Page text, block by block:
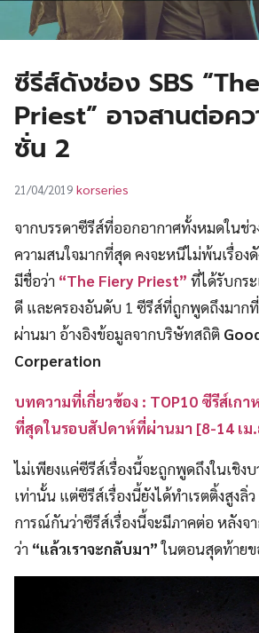
ซีรีส์ดังช่อง SBS
Priest” อาจสานต่อค
ซั่น 2
21/04/2019 korseries
จากบรรดาซีรีส์ที่ออกอากาศทั้งหมดในช่
ความสนใจมากที่สุด คงจะหนีไม่พ้นเรื่องดั
มีชื่อว่า “The Fiery Priest” ที่ได้รับกร
ดี และครองอันดับ 1 ซีรีส์ที่ถูกพูดถึงมาก
ผ่านมา อ้างอิงข้อมูลจากบริษัทสถิติ
Corperation
บทความที่เกี่ยวข้อง : TOP10 ซีรีส์เก
ที่สุดในรอบสัปดาห์ที่ผ่านมา [8-14 เม
ไม่เพียงแค่ซีรีส์เรื่องนี้จะถูกพูดถึงในเชิ
เท่านั้น แต่ซีรีส์เรื่องนี้ยังได้ทำเรตติ้งสูงลิ่
การณ์กันว่าซีรีส์เรื่องนี้จะมีภาคต่อ หลังจ
ว่า “แล้วเราจะกลับมา”ในตอนสุดท้ายข